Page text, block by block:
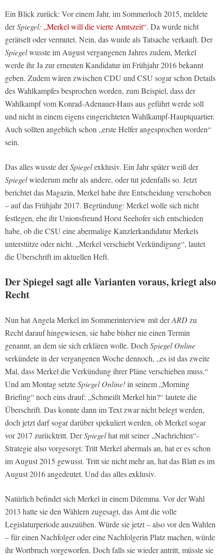
Ein Blick zurück: Vor einem Jahr, im Sommerloch 2015, meldete
derSpiegel: „Merkel will die vierte Amtszeit“. Da wurde nicht
gerätselt oder vermutet. Nein, das wurde als Tatsache verkauft. Der
Spiegelwusste im August vergangenen Jahres zudem, Merkel
werde ihr Ja zur erneuten Kandidatur im Frühjahr 2016 bekannt
geben. Zudem wären zwischen CDU und CSU sogar schon Details
des Wahlkampfes besprochen worden, zum Beispiel, dass der
Wahlkampf vom Konrad-Adenauer-Haus aus geführt werde soll
und nicht in einem eigens eingerichteten Wahlkampf-Hauptquartier.
Auch sollten angeblich schon „erste Helfer angesprochen worden“
sein.
Das alles wusste derSpiegelexklusiv. Ein Jahr später weiß der
Spiegelwiederum mehr als andere, oder tut jedenfalls so. Jetzt
berichtet das Magazin, Merkel habe ihre Entscheidung verschoben
– auf das Frühjahr 2017. Begründung: Merkel wolle sich nicht
festlegen, ehe ihr Unionsfreund Horst Seehofer sich entschieden
habe, ob die CSU eine abermalige Kanzlerkandidatur Merkels
unterstütze oder nicht. „Merkel verschiebt Verkündigung“, lautet
die Überschrift im aktuellen Heft.
Der Spiegel sagt alle Varianten voraus, kriegt also
Recht
Nun hat Angela Merkel im Sommerinterview mit derARDzu
Recht darauf hingewiesen, sie habe bisher nie einen Termin
genannt, an dem sie sich erklären wolle. DochSpiegel Online
verkündete in der vergangenen Woche dennoch, „es ist das zweite
Mal, dass Merkel die Verkündung ihrer Pläne verschieben muss.“
Und am Montag setzteSpiegel Online!in seinem „Morning
Briefing“ noch eins drauf: „Schmeißt Merkel hin?“ lautete die
Überschrift. Das konnte dann im Text zwar nicht belegt werden,
doch jetzt darf sogar darüber spekuliert werden, ob Merkel sogar
vor 2017 zurücktritt. DerSpiegelhat mit seiner „Nachrichten“-
Strategie also vorgesorgt: Tritt Merkel abermals an, hat er es schon
im August 2015 gewusst. Tritt sie nicht mehr an, hat das Blatt es im
August 2016 angedeutet. Und das alles exklusiv.
Natürlich befindet sich Merkel in einem Dilemma. Vor der Wahl
2013 hatte sie den Wählern zugesagt, das Amt die volle
Legislaturperiode auszuüben. Würde sie jetzt – also vor den Wahlen
– für einen Nachfolger oder eine Nachfolgerin Platz machen, würde
ihr Wortbruch vorgeworfen. Doch falls sie wieder antritt, müsste sie